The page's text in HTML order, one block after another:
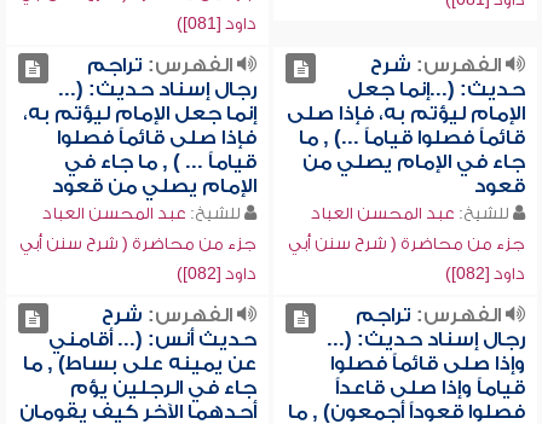
داود [081])
الفهرس: شرح
حديث: (...إنما جعل
الإمام ليؤتم به، فإذا صلى
قائماً فصلوا قياماً ...) , ما
جاء في الإمام يصلي من
قعود
للشيخ: عبد المحسن العباد
جزء من محاضرة ( شرح سنن أبي
داود [082])
الفهرس: تراجم
رجال إسناد حديث: (...
إنما جعل الإمام ليؤتم به،
فإذا صلى قائماً فصلوا
قياماً ... ) , ما جاء في
الإمام يصلي من قعود
للشيخ: عبد المحسن العباد
جزء من محاضرة ( شرح سنن أبي
داود [082])
الفهرس: تراجم
رجال إسناد حديث: (...
وإذا صلى قائماً فصلوا
قياماً وإذا صلى قاعداً
فصلوا قعوداً أجمعون) , ما
الفهرس: شرح
حديث أنس: (... أقامني
عن يمينه على بساط) , ما
جاء في الرجلين يؤم
أحدهما الآخر كيف يقومان